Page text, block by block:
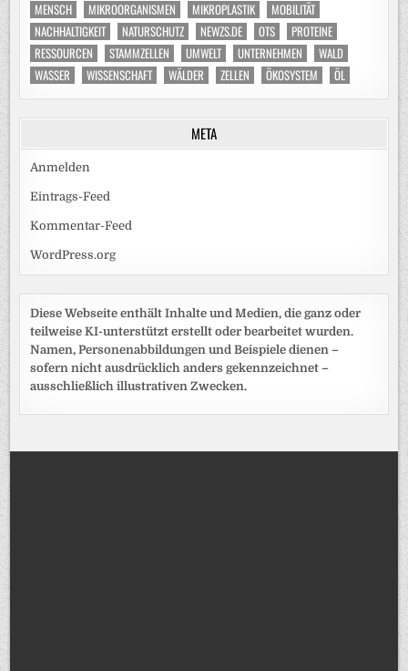
MENSCH
MIKROORGANISMEN MIKROPLASTIK
MOBILITÄT
NACHHALTIGKEIT
NATURSCHUTZ NEWZS.DE OTS
PROTEINE
RESSOURCEN
STAMMZELLEN UMWELT UNTERNEHMEN
WALD
WASSER
WISSENSCHAFT WÄLDER ZELLEN ÖKOSYSTEM ÖL
META
Anmelden
Eintrags-Feed
Kommentar-Feed
WordPress.org
Diese Webseite enthält Inhalte und Medien, die ganz oder
teilweise KI-unterstützt erstellt oder bearbeitet wurden.
Namen, Personenabbildungen und Beispiele dienen –
sofern nicht ausdrücklich anders gekennzeichnet –
ausschließlich illustrativen Zwecken.